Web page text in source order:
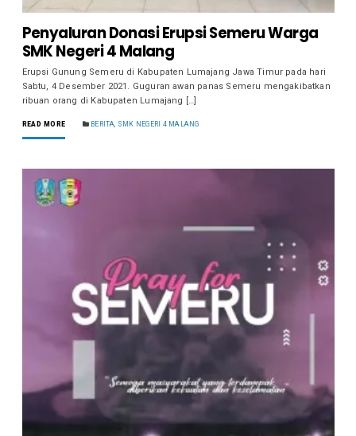
Penyaluran Donasi Erupsi Semeru Warga
SMK Negeri 4 Malang
Erupsi Gunung Semeru di Kabupaten Lumajang Jawa Timur pada hari
Sabtu, 4 Desember 2021. Guguran awan panas Semeru mengakibatkan
ribuan orang di Kabupaten Lumajang […]
READ MORE BERITA SMK NEGERI 4 MALANG